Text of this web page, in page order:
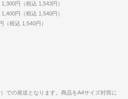
円（税込 1,543円）
円（税込 1,540円）
（税込 1,540円）
での発送となります。商品をA4サイズ封筒に